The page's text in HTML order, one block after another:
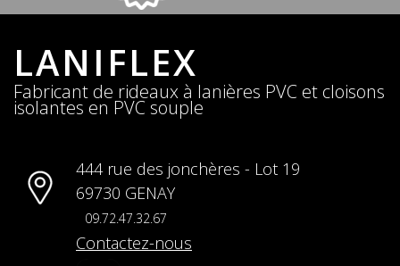
LANIFLEX
Fabricant de rideaux à lanières PVC et cloisons
isolantes en PVC souple
444 rue des jonchères - Lot 19
69730 GENAY
09.72.47.32.67
Contactez-nous